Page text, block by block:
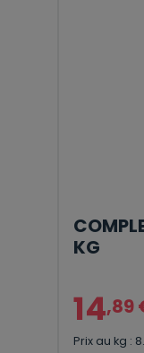
KG
14,89
Prix au kg :